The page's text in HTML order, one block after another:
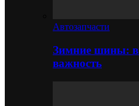
Автозапчасти
Зимние шины:
важность